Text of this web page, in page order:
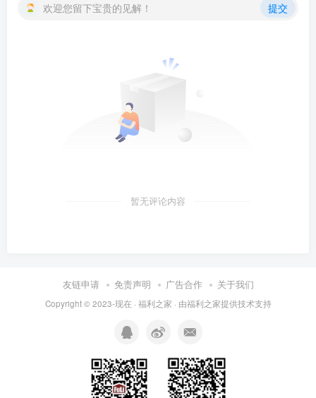
欢迎您留下宝贵的见解！ 提交
暂无评论内容
友链申请 免责声明 广告合作 关于我们
Copyright © 2023-现在 · 福利之家 · 由福利之家提供技术支持